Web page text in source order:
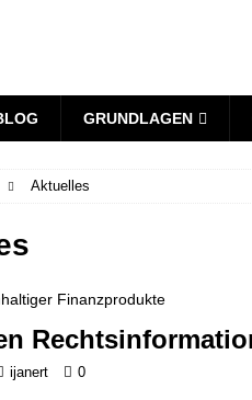
GRUNDLAGEN
Aktuelles
ijanert 0